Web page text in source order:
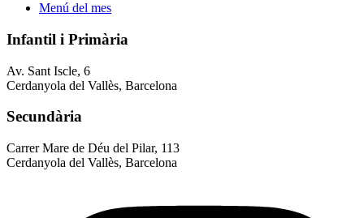
Menú del mes
Infantil i Primària
Av. Sant Iscle, 6
Cerdanyola del Vallès, Barcelona
Secundària
Carrer Mare de Déu del Pilar, 113
Cerdanyola del Vallès, Barcelona